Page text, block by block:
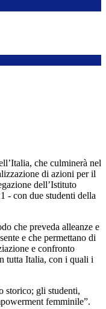
che culminerà nel
di azioni per il
dell’Istituto
- con due studenti della
che preveda alleanze e
e che permettano di
e confronto
tutta Italia, con i quali i
storico; gli studenti,
femminile”.